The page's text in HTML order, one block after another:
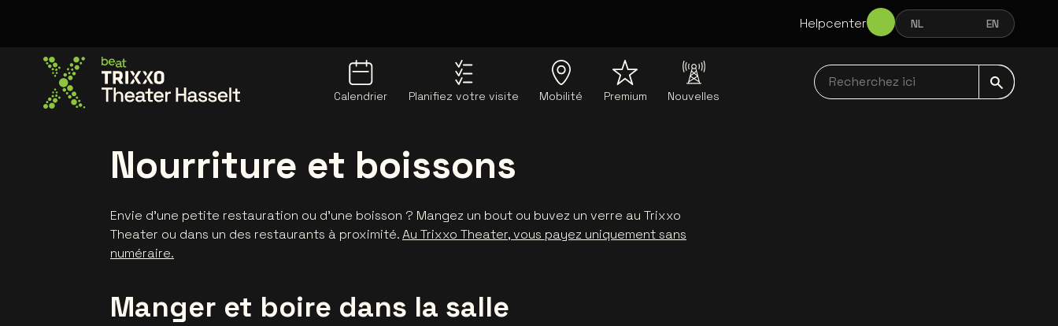
Helpcenter NEDERLANDS
NL FRANÇAISENGLISH
EN
Calendrier Planifiez votre visite Mobilité Premium Nouvelles
Recherchez ici navbar
Nourriture et boissons
Envie d’une petite restauration ou d’une boisson ? Mangez un bout ou buvez un verre au Trixxo
Theater ou dans un des restaurants à proximité.Au Trixxo Theater, vous payez uniquement sans
numéraire.
Manger et boire dans la salle